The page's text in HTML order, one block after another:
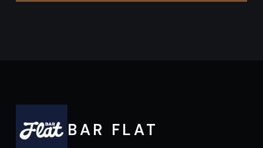
BAR FLAT